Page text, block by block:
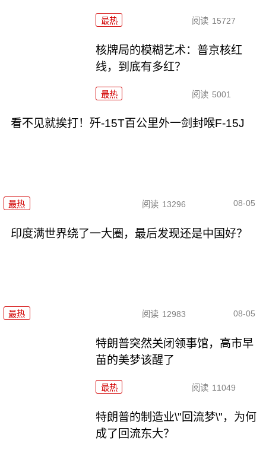
最热 阅读 15727
核牌局的模糊艺术：普京核红
线，到底有多红？
最热 阅读 5001
看不见就挨打！歼-15T百公里外一剑封喉F-15J
最热 阅读 13296 08-05
印度满世界绕了一大圈，最后发现还是中国好？
最热 阅读 12983 08-05
特朗普突然关闭领事馆，高市早
苗的美梦该醒了
最热 阅读 11049
特朗普的制造业\"回流梦\"，为何
成了回流东大？